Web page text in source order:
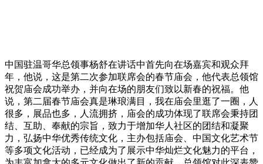
中国驻温哥华总领事杨舒在讲话中首先向在场嘉宾和观众拜
年，他说，这是第二次参加联席会的春节庙会，他代表总领馆
祝贺庙会成功举办，并向在场的朋友们致以新春的祝福。他
说，第二届春节庙会真是琳琅满目，我在庙会里逛了一圈，人
很多，展品也多，人流拥挤，庙会的成功体现了联席会秉持团
结、互助、奉献的宗旨，致力于增加华人社区的团结和凝聚
力，弘扬中华优秀传统文化，主办包括庙会、中国文化艺术节
等多项文化活动，已经成为了展示中华灿烂文化魅力的平台，